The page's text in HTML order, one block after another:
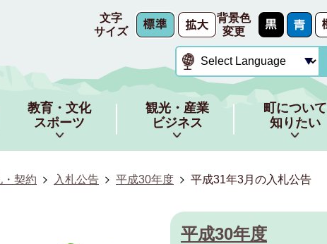
文字
サイズ
背景色
変更
教育・文化
スポーツ
観光・産業
ビジネス
町について
知りたい
・契約 入札公告 平成30年度 平成31年3月の入札公告
平成30年度